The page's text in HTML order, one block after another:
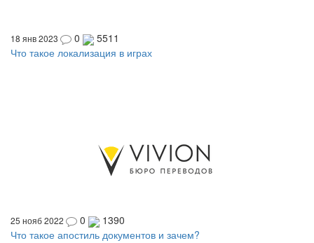
18 янв 2023 0
5511
Что такое локализация в играх
25 нояб 2022 0
1390
Что такое апостиль документов и зачем?